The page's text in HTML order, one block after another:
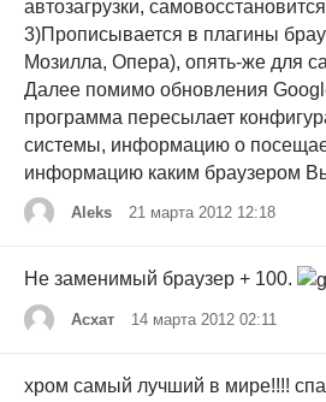
автозагрузки,
3)Прописывается в плагины
Мозилла, Опера), опять-же для
Далее помимо обновления
программа пересылает
системы, информацию о
информацию каким браузером
Aleks 21 марта 2012 12:18
Не заменимый браузер + 100.
Асхат 14 марта 2012 02:11
хром самый лучший в мире!!!!